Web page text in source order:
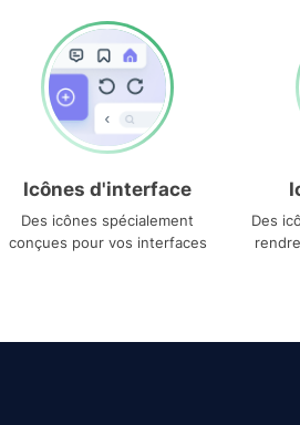
Icônes d'interface
Des icônes spécialement
conçues pour vos interfaces
Des